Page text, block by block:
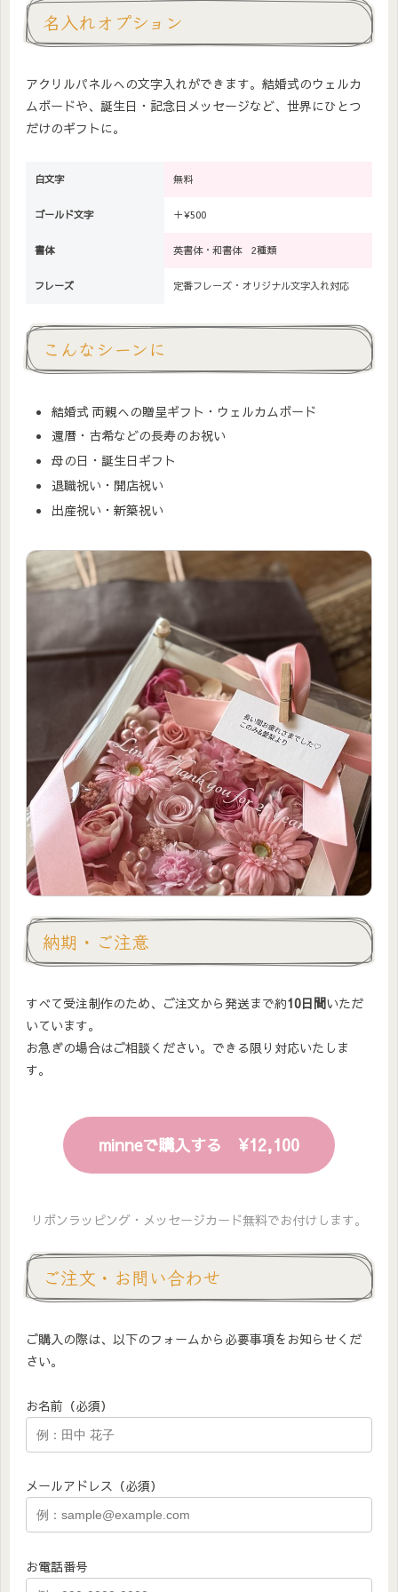
名入れオプション
アクリルパネルへの文字入れができます。結婚式のウェルカ
ムボードや、誕生日・記念日メッセージなど、世界にひとつ
だけのギフトに。
白文字 無料
ゴールド文字 ＋¥500
書体 英書体・和書体 2種類
フレーズ 定番フレーズ・オリジナル文字入れ対応
こんなシーンに
結婚式 両親への贈呈ギフト・ウェルカムボード
還暦・古希などの長寿のお祝い
母の日・誕生日ギフト
退職祝い・開店祝い
出産祝い・新築祝い
納期・ご注意
すべて受注制作のため、ご注文から発送まで約10日間いただ
いています。
お急ぎの場合はご相談ください。できる限り対応いたしま
す。
minneで購入する ¥12,100
リボンラッピング・メッセージカード無料でお付けします。
ご注文・お問い合わせ
ご購入の際は、以下のフォームから必要事項をお知らせくだ
さい。
お名前（必須）
メールアドレス（必須）
お電話番号